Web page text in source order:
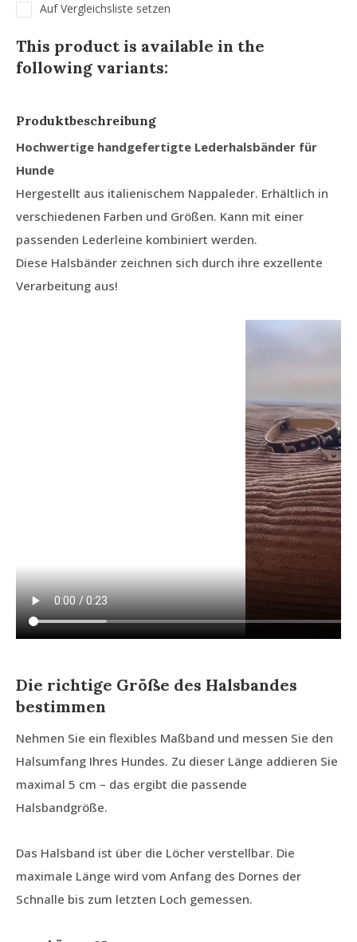
Auf Vergleichsliste setzen
This product is available in the
following variants:
Produktbeschreibung
Hochwertige handgefertigte Lederhalsbänder für
Hunde
Hergestellt aus italienischem Nappaleder. Erhältlich in
verschiedenen Farben und Größen. Kann mit einer
passenden Lederleine kombiniert werden.
Diese Halsbänder zeichnen sich durch ihre exzellente
Verarbeitung aus!
Die richtige Größe des Halsbandes
bestimmen
Nehmen Sie ein flexibles Maßband und messen Sie den
Halsumfang Ihres Hundes. Zu dieser Länge addieren Sie
maximal 5 cm – das ergibt die passende
Halsbandgröße.
Das Halsband ist über die Löcher verstellbar. Die
maximale Länge wird vom Anfang des Dornes der
Schnalle bis zum letzten Loch gemessen.